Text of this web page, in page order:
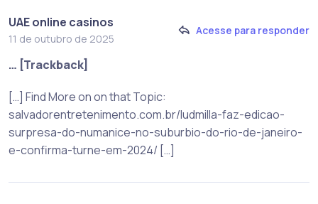
UAE online casinos
11 de outubro de 2025
Acesse para responder
… [Trackback]
[…] Find More on on that Topic:
salvadorentretenimento.com.br/ludmilla-faz-edicao-
surpresa-do-numanice-no-suburbio-do-rio-de-janeiro-
e-confirma-turne-em-2024/ […]